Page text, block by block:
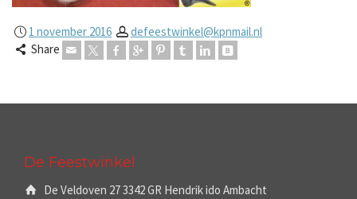
1 november 2016
defeestwinkel@kpnmail.nl
Share
De Feestwinkel
De Veldoven 27 3342 GR Hendrik ido Ambacht